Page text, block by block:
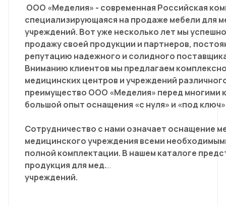
ООО «Меделия» - современная Российская
специализирующаяся на продаже мебели для
учреждений. Вот уже несколько лет мы
продажу своей продукции и партнеров,
репутацию надежного и солидного
Вниманию клиентов мы предлагаем
медицинских центров и учреждений
преимущество ООО «Меделия» перед многими
большой опыт оснащения «с нуля» и «под
Сотрудничество с нами означает оснащение
медицинского учреждения всеми
полной комплектации. В нашем каталоге
продукция для мед.